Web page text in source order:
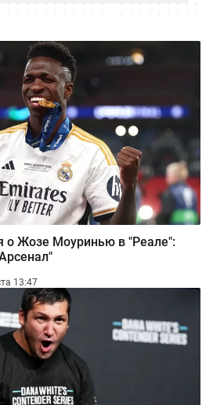
о Жозе Моуринью в "Реале":
13:47